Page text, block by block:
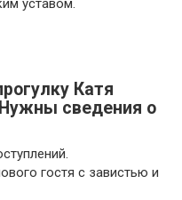
Катя
сведения о
гостя с завистью и